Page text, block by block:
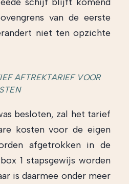
van de eerste
niet ten opzichte
AFTREKTARIEF VOOR
besloten, zal het tarief
kosten voor de eigen
afgetrokken in de
1 stapsgewijs worden
is daarmee onder meer